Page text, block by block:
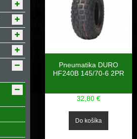
Pneumatika DURO
HF240B 145/70-6 2PR
32,80 €